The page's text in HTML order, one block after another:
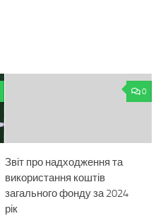
0
Звіт про надходження та
використання коштів
загального фонду за 2024
рік